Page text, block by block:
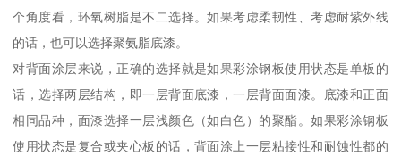
个角度看，环氧树脂是不二选择。如果考虑柔韧性、考虑耐紫外线
的话，也可以选择聚氨脂底漆。
对背面涂层来说，正确的选择就是如果彩涂钢板使用状态是单板的
话，选择两层结构，即一层背面底漆，一层背面面漆。底漆和正面
相同品种，面漆选择一层浅颜色（如白色）的聚酯。如果彩涂钢板
使用状态是复合或夹心板的话，背面涂上一层粘接性和耐蚀性都的